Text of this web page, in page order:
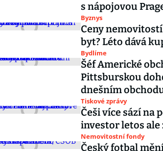
s nápojovou
Byznys
Ceny
byt? Léto dává
Bydlíme
Šéf Americké
Pittsburskou
dnešním
Tiskové zprávy
Češi více sází na
investor letos
Nemovitostní fondy
Český fotbal